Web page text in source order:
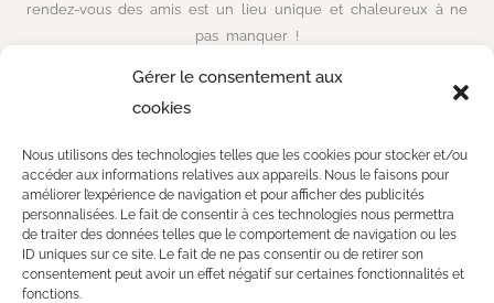
Gérer le consentement aux
cookies
Nous utilisons des technologies telles que les cookies pour stocker et/ou
accéder aux informations relatives aux appareils. Nous le faisons pour
améliorer l’expérience de navigation et pour afficher des publicités
personnalisées. Le fait de consentir à ces technologies nous permettra
de traiter des données telles que le comportement de navigation ou les
ID uniques sur ce site. Le fait de ne pas consentir ou de retirer son
consentement peut avoir un effet négatif sur certaines fonctionnalités et
fonctions.
rendez-vous des amis est un lieu unique et chaleureux à ne
pas manquer !
INFORMATIONS
28 Cours Saleya, 06300 Nice
cafedesamisnice@gmail.com
+33 6 16 13 59 82